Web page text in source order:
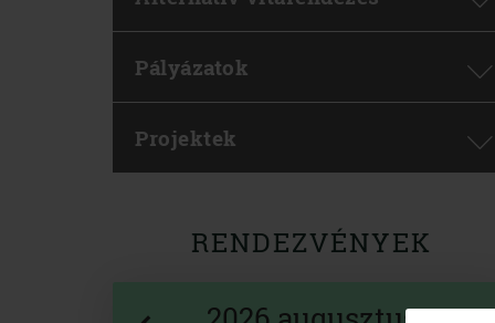
Pályázatok
Projektek
RENDEZVÉNYEK